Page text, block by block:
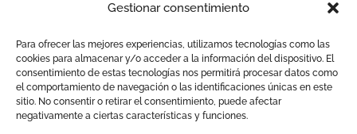
Gestionar consentimiento
Para ofrecer las mejores experiencias, utilizamos tecnologías como las
cookies para almacenar y/o acceder a la información del dispositivo. El
consentimiento de estas tecnologías nos permitirá procesar datos como
el comportamiento de navegación o las identificaciones únicas en este
sitio. No consentir o retirar el consentimiento, puede afectar
negativamente a ciertas características y funciones.